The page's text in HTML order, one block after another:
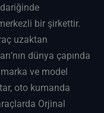
bir şirkettir.
uzaktan
dünya çapında
ve model
oto kumanda
Orjinal